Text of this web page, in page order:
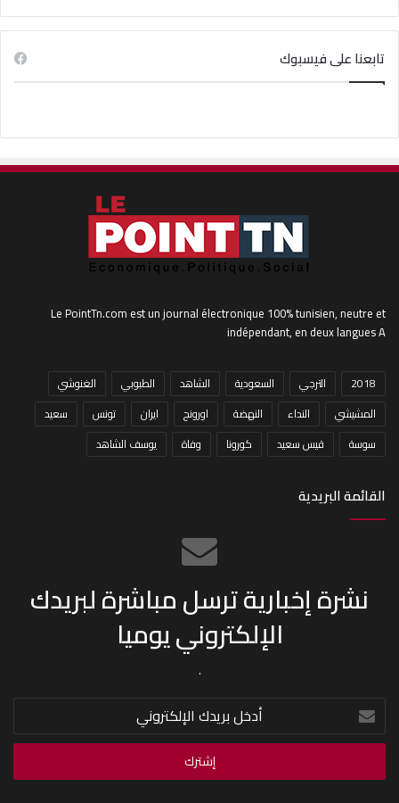
تابعنا على فيسبوك
Le PointTn.com est un journal électronique 100% tunisien, neutre et
indépendant, en deux langues A
2018 الترجي السعودية الشاهد الطبوبي
الغنوشي
المشيشي
النداء النهضة اورونج ايران تونس
سعيد
سوسة
قيس سعيد كورونا وفاة يوسف الشاهد
القائمة البريدية
نشرة إخبارية ترسل مباشرة لبريدك
الإلكتروني يوميا
.
أدخل
بريدك
الإلكتروني